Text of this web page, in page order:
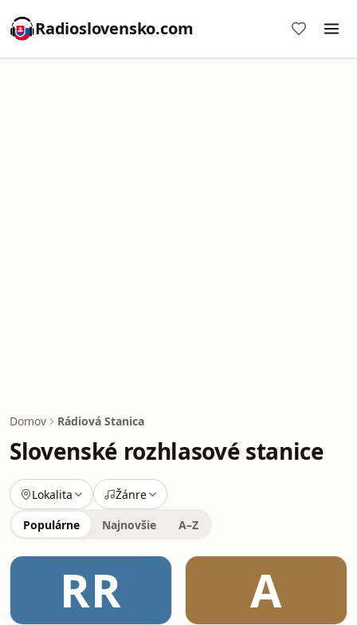
Radioslovensko.com
Domov Rádiová Stanica
Slovenské rozhlasové stanice
Lokalita Žánre
Populárne Najnovšie A–Z
RR A